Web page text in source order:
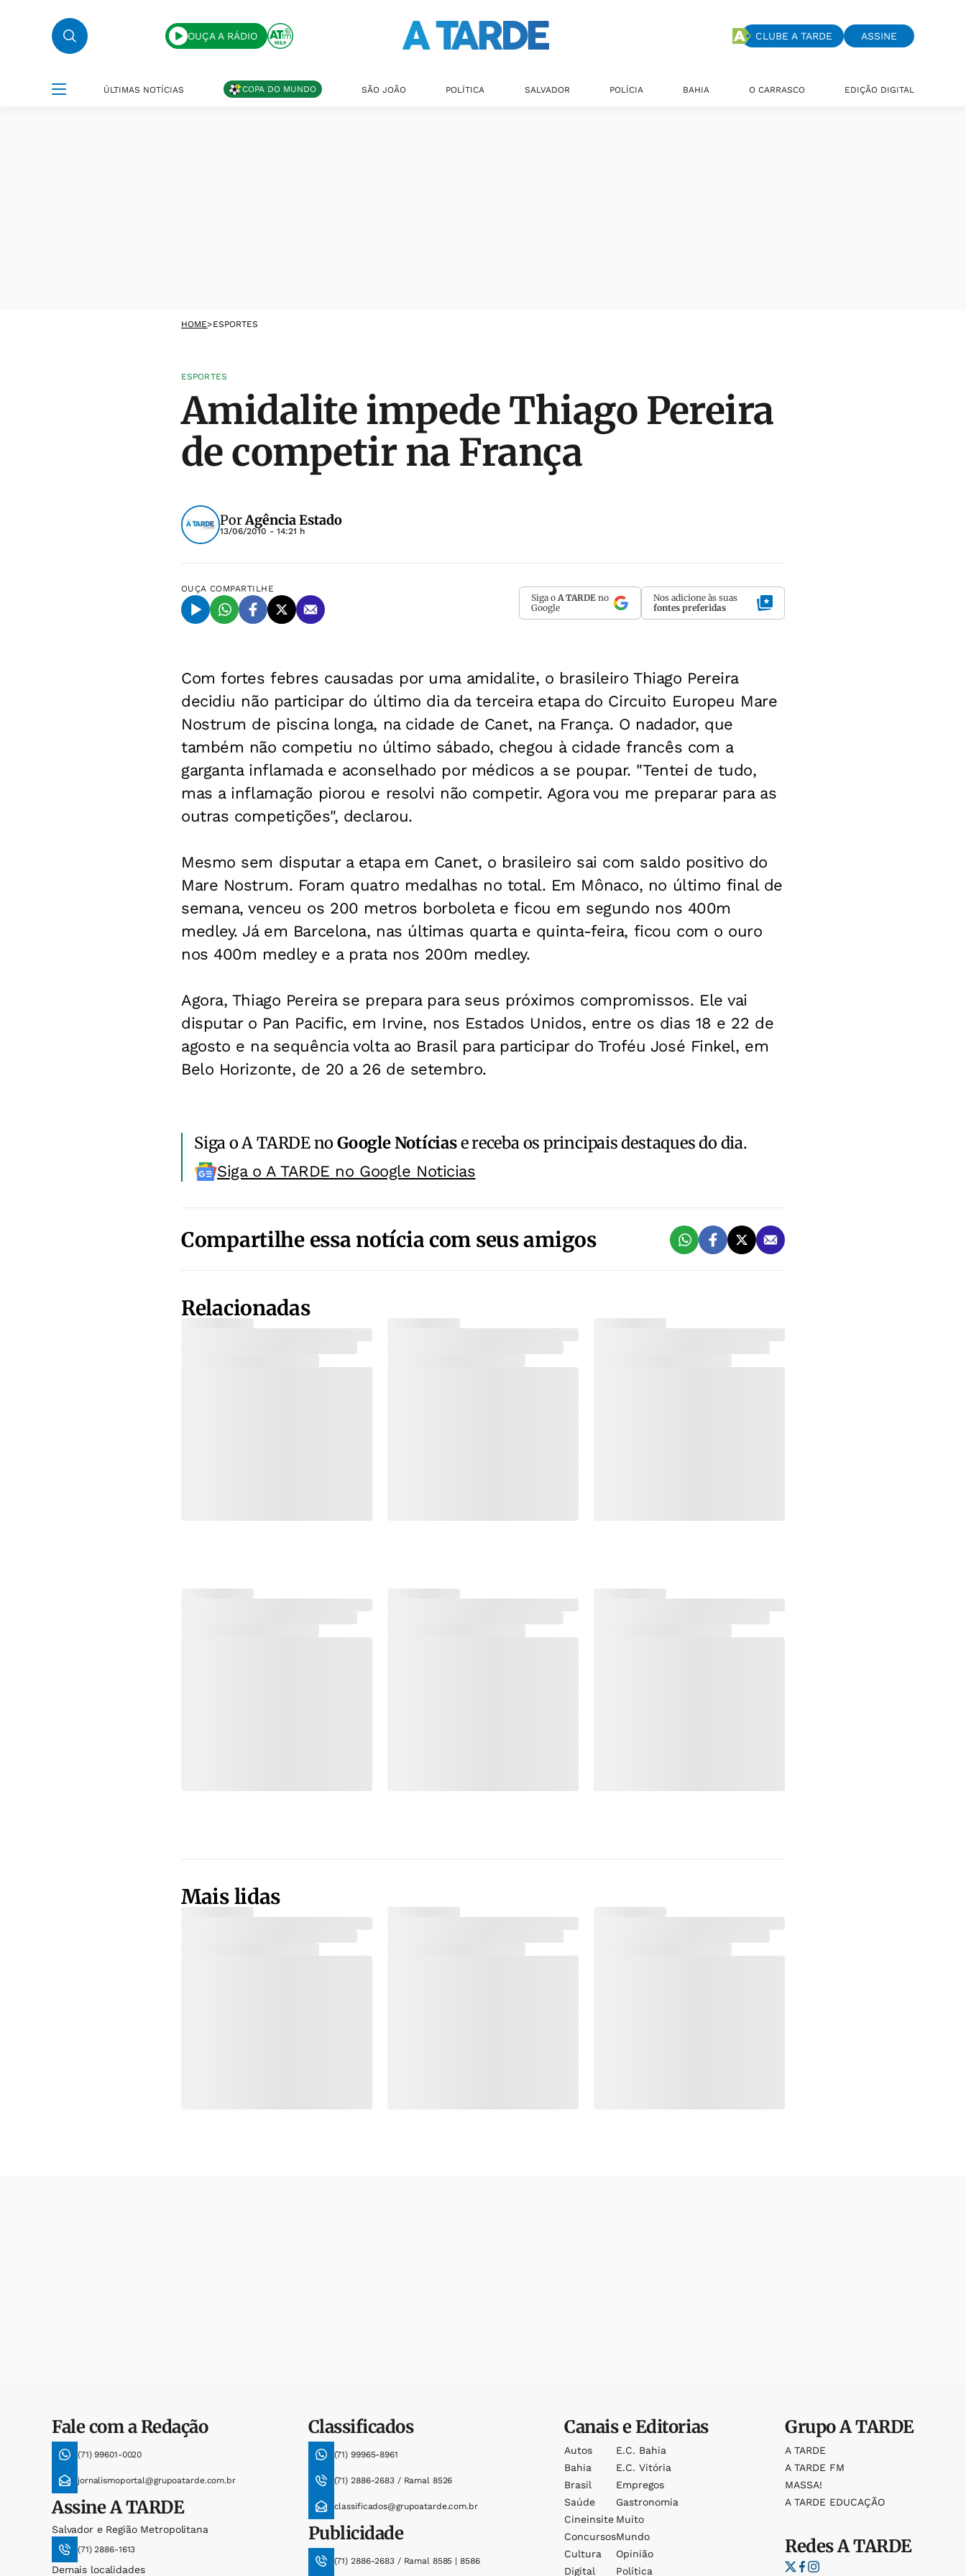
OUÇA A RÁDIO CLUBE A TARDE ASSINE
ÚLTIMAS NOTÍCIAS COPA DO MUNDO SÃO JOÃO POLÍTICA SALVADOR POLÍCIA BAHIA O CARRASCO EDIÇÃO DIGITAL
HOME>ESPORTES
ESPORTES
Amidalite impede Thiago Pereira
de competir na França
PorAgência Estado
13/06/2010 - 14:21 h
OUÇA COMPARTILHE
Siga o A TARDE no
Google
Nos adicione às suas
fontes preferidas
Com fortes febres causadas por uma amidalite, o brasileiro Thiago Pereira
decidiu não participar do último dia da terceira etapa do Circuito Europeu Mare
Nostrum de piscina longa, na cidade de Canet, na França. O nadador, que
também não competiu no último sábado, chegou à cidade francês com a
garganta inflamada e aconselhado por médicos a se poupar. "Tentei de tudo,
mas a inflamação piorou e resolvi não competir. Agora vou me preparar para as
outras competições", declarou.
Mesmo sem disputar a etapa em Canet, o brasileiro sai com saldo positivo do
Mare Nostrum. Foram quatro medalhas no total. Em Mônaco, no último final de
semana, venceu os 200 metros borboleta e ficou em segundo nos 400m
medley. Já em Barcelona, nas últimas quarta e quinta-feira, ficou com o ouro
nos 400m medley e a prata nos 200m medley.
Agora, Thiago Pereira se prepara para seus próximos compromissos. Ele vai
disputar o Pan Pacific, em Irvine, nos Estados Unidos, entre os dias 18 e 22 de
agosto e na sequência volta ao Brasil para participar do Troféu José Finkel, em
Belo Horizonte, de 20 a 26 de setembro.
Siga o A TARDE noGoogle Notíciase receba os principais destaques do dia.
Siga o A TARDE no Google Noticias
Compartilhe essa notícia com seus amigos
Relacionadas
Mais lidas
Fale com a Redação
(71) 99601-0020
jornalismoportal@grupoatarde.com.br
AssineA TARDE
Salvador e Região Metropolitana
(71) 2886-1613
Demais localidades
Classificados
(71) 99965-8961
(71) 2886-2683 / Ramal 8526
classificados@grupoatarde.com.br
Publicidade
(71) 2886-2683 / Ramal 8585 | 8586
Canais e Editorias
Autos
Bahia
Brasil
Saúde
Cineinsite
Concursos
Cultura
Digital
E.c. Bahia
E.c. Vitória
Empregos
Gastronomia
Muito
Mundo
Opinião
Política
GrupoA TARDE
A TARDE
A TARDE FM
MASSA!
A TARDE EDUCAÇÃO
RedesA TARDE